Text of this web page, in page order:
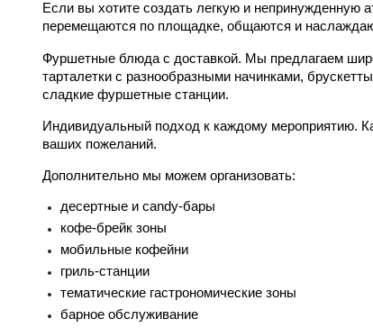
Если вы хотите создать легкую и непринужденную
перемещаются по площадке, общаются и
Фуршетные блюда с доставкой. Мы предлагаем
тарталетки с разнообразными начинками,
сладкие фуршетные станции.
Индивидуальный подход к каждому мероприятию.
ваших пожеланий.
Дополнительно мы можем организовать:
десертные и candy-бары
кофе-брейк зоны
мобильные кофейни
гриль-станции
тематические гастрономические зоны
барное обслуживание